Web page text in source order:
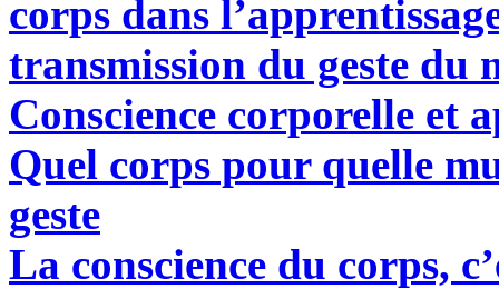
corps dans
transmission du geste du
Conscience corporelle et
Quel corps pour quelle
geste
La conscience du corps,